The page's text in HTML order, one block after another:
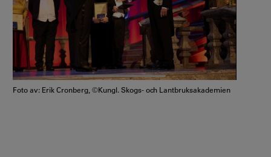
Foto av: Erik Cronberg, ©Kungl. Skogs- och Lantbruksakademien